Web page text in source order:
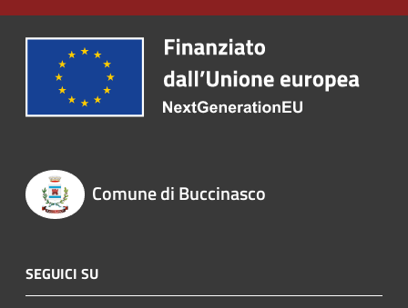
Comune di Buccinasco
SEGUICI SU